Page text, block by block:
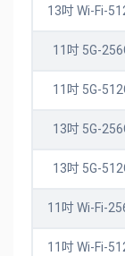
13吋 Wi-Fi-
11吋 5G-
11吋 5G-
13吋 5G-
13吋 5G-
11吋 Wi-Fi-
11吋 Wi-Fi-